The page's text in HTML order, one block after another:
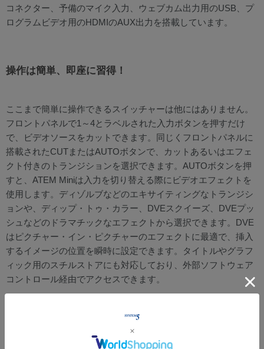
コネクター、予備のマイク入力、ウェブカム出力用のUSB、プ
ログラムビデオ用のHDMIのAUX出力を搭載しています。
操作は簡単、即座に習得！
ここまで簡単に操作できるスイッチャーは他にはありません。
フロントパネルで1～4とラベルされた入力ボタンを押すだけ
で、ビデオソースをカットできます。同じくフロントパネルに
搭載されたCUTまたはAUTOボタンで、カットあるいはエフェ
クト付きのトランジションを選択できます。AUTOボタンを押
すと、ATEM Miniは入力を切り替える際にビデオエフェクトを
使用します。ディゾルブなどのエキサイティングなトランジシ
ョンや、ディップ・トゥ・カラー、DVEスクイーズ、DVEプッ
シュなどのドラマチックなエフェクトから選択できます。DVE
はピクチャー・イン・ピクチャーのエフェクトに最適で、挿入
するイメージの位置を瞬時に設定できます。タイトルやグラフ
ィック用のスチルストアにも対応しており、外部ソフトウェア
コントロール経由でアクセスできます。